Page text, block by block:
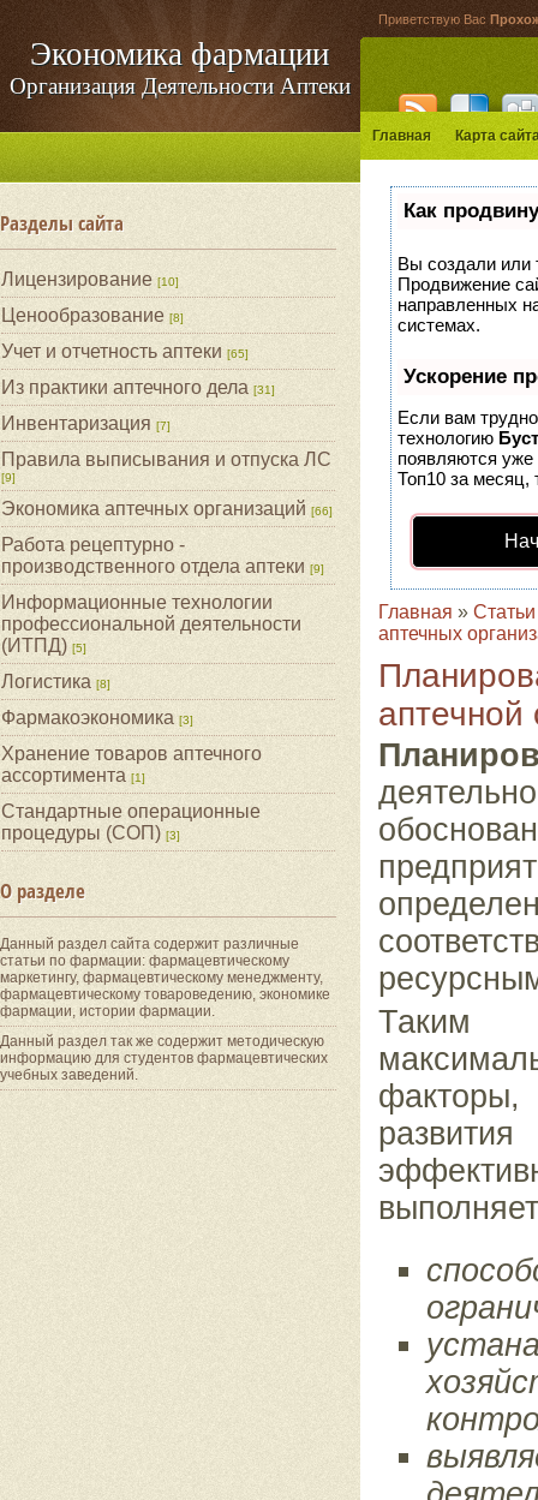
Экономика фармации
Организация Деятельности Аптеки
Разделы сайта
Лицензирование [10]
Ценообразование [8]
Учет и отчетность аптеки [65]
Из практики аптечного дела [31]
Инвентаризация [7]
Правила выписывания и отпуска ЛС
[9]
Экономика аптечных организаций [66]
Работа рецептурно -
производственного отдела аптеки [9]
Информационные технологии
профессиональной деятельности
(ИТПД) [5]
Логистика [8]
Фармакоэкономика [3]
Хранение товаров аптечного
ассортимента [1]
Стандартные операционные
процедуры (СОП) [3]
О разделе
Данный раздел сайта содержит различные
статьи по фармации: фармацевтическому
маркетингу, фармацевтическому менеджменту,
фармацевтическому товароведению, экономике
фармации, истории фармации.
Данный раздел так же содержит методическую
информацию для студентов фармацевтических
учебных заведений.
Приветствую Вас
Главная Карта
Как
Вы создали или
Продвижение
направленных
системах.
Ускорение
Если вам
технологию Буст
появляются уже
Топ10 за месяц,
Главная » Статьи
аптечных
аптечной
Таким
факторы,